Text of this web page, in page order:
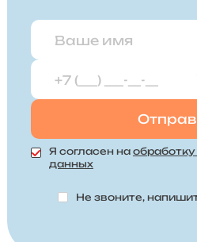
Я согласен на
данных
Не звоните,